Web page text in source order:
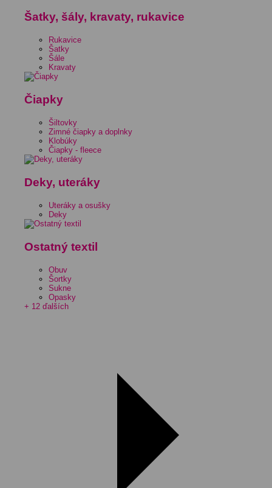
Šatky, šály, kravaty, rukavice
Rukavice
Šatky
Šále
Kravaty
Čiapky
Šiltovky
Zimné čiapky a doplnky
Klobúky
Čiapky - fleece
Deky, uteráky
Uteráky a osušky
Deky
Ostatný textil
Obuv
Šortky
Sukne
Opasky
+ 12 ďalších